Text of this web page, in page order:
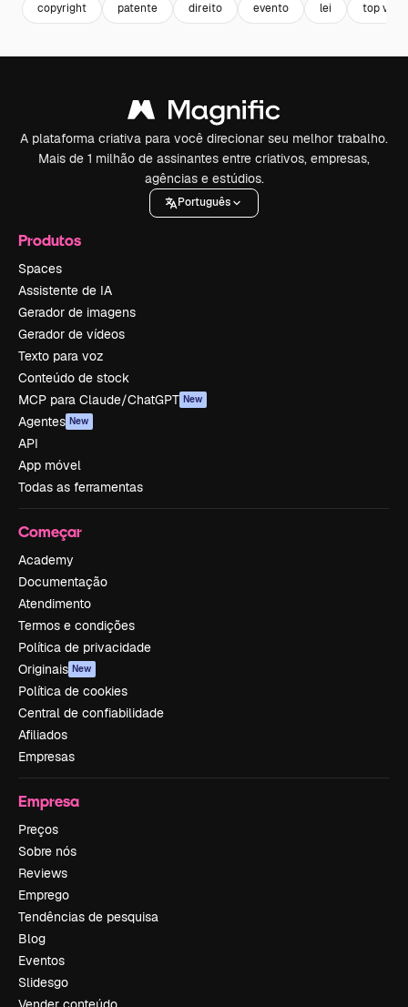
copyright patente direito evento lei top view
A plataforma criativa para você direcionar seu melhor trabalho.
Mais de 1 milhão de assinantes entre criativos, empresas,
agências e estúdios.
Português
Produtos
Spaces
Assistente de IA
Gerador de imagens
Gerador de vídeos
Texto para voz
Conteúdo de stock
MCP para Claude/ChatGPT New
Agentes New
API
App móvel
Todas as ferramentas
Começar
Academy
Documentação
Atendimento
Termos e condições
Política de privacidade
Originais New
Política de cookies
Central de confiabilidade
Afiliados
Empresas
Empresa
Preços
Sobre nós
Reviews
Emprego
Tendências de pesquisa
Blog
Eventos
Slidesgo